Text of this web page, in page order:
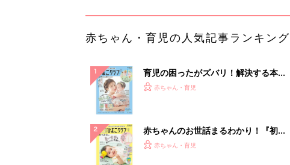
赤ちゃん・育児の人気記事ランキング
育児の困ったがズバリ！解決する本
『ひよこクラブ 夏号』 4カ月～2才
赤ちゃん・育児
赤ちゃんのお世話まるわかり！『初め
てのひよこクラブ 夏号』〈巻頭大特
赤ちゃん・育児